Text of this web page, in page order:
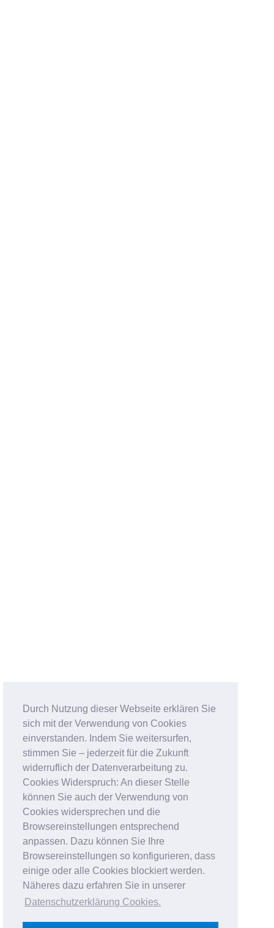
Durch Nutzung dieser Webseite erklären Sie
sich mit der Verwendung von Cookies
einverstanden. Indem Sie weitersurfen,
stimmen Sie – jederzeit für die Zukunft
widerruflich der Datenverarbeitung zu.
Cookies Widerspruch: An dieser Stelle
können Sie auch der Verwendung von
Cookies widersprechen und die
Browsereinstellungen entsprechend
anpassen. Dazu können Sie Ihre
Browsereinstellungen so konfigurieren, dass
einige oder alle Cookies blockiert werden.
Näheres dazu erfahren Sie in unserer
Datenschutzerklärung Cookies.